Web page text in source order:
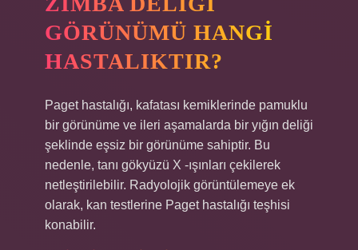
GÖRÜNÜMÜ HANGI
HASTALIKTIR?
Paget hastalığı, kafatası kemiklerinde pamuklu
bir görünüme ve ileri aşamalarda bir yığın deliği
şeklinde eşsiz bir görünüme sahiptir. Bu
nedenle, tanı gökyüzü X -ışınları çekilerek
netleştirilebilir. Radyolojik görüntülemeye ek
olarak, kan testlerine Paget hastalığı teşhisi
konabilir.